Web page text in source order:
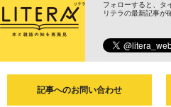
フォローすると、タ
リテラの最新記事が
記事へのお問い合わせ